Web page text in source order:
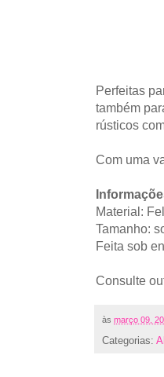
Perfeitas
também
rústicos
Com uma
Material:
Tamanho:
Feita sob
Consulte
às março 09,
Categorias: